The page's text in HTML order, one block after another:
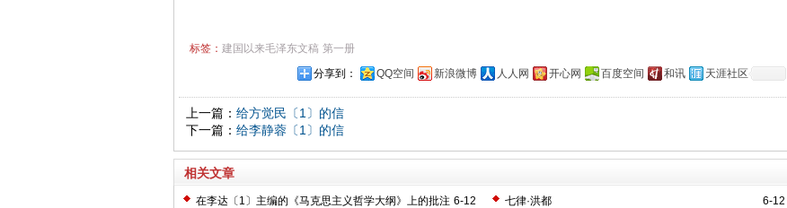
标签： 建国以来毛泽东文稿 第一册
分享到：
QQ空间 新浪微博 人人网 开心网 百度空间 和讯 天涯社区
上一篇： 给方觉民〔1〕的信
下一篇： 给李静蓉〔1〕的信
相关文章
6-12
在李达〔1〕主编的《马克思主义哲学大纲》上的批注
6-12
七律·洪都